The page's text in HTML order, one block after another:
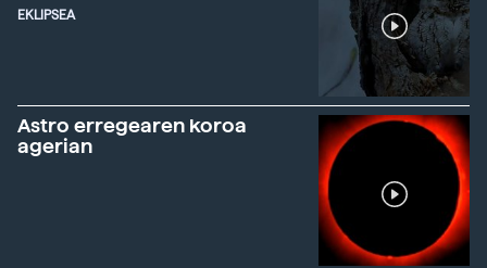
EKLIPSEA
Astro erregearen koroa
agerian